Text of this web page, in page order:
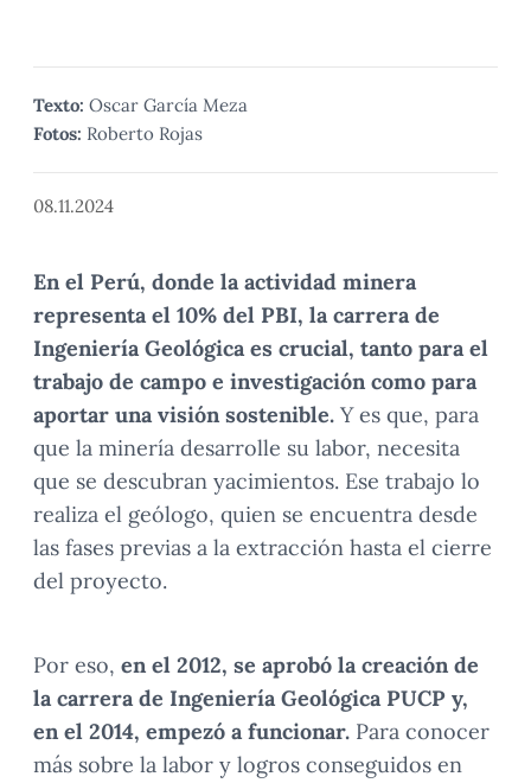
Texto: Oscar García Meza
Fotos: Roberto Rojas
08.11.2024
En el Perú, donde la actividad minera
representa el 10% del PBI, la carrera de
Ingeniería Geológica es crucial, tanto para el
trabajo de campo e investigación como para
aportar una visión sostenible. Y es que, para
que la minería desarrolle su labor, necesita
que se descubran yacimientos. Ese trabajo lo
realiza el geólogo, quien se encuentra desde
las fases previas a la extracción hasta el cierre
del proyecto.
Por eso, en el 2012, se aprobó la creación de
la carrera de Ingeniería Geológica PUCP y,
en el 2014, empezó a funcionar. Para conocer
más sobre la labor y logros conseguidos en